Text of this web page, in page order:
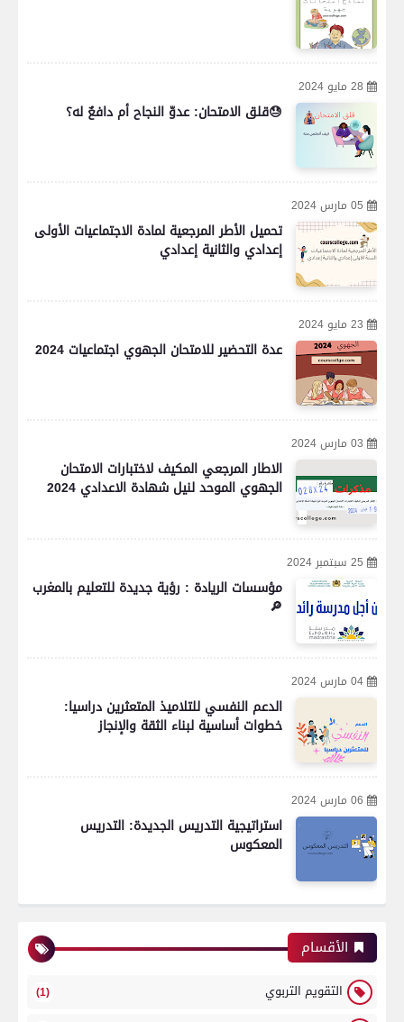
28 مايو 2024
😓قلق الامتحان: عدوّ النجاح أم دافعٌ له؟
05 مارس 2024
تحميل الأطر المرجعية لمادة الاجتماعيات الأولى
إعدادي والثانية إعدادي
23 مايو 2024
عدة التحضير للامتحان الجهوي اجتماعيات 2024
03 مارس 2024
الاطار المرجعي المكيف لاختبارات الامتحان
الجهوي الموحد لنيل شهادة الاعدادي 2024
25 سبتمبر 2024
مؤسسات الريادة : رؤية جديدة للتعليم بالمغرب
🔎
04 مارس 2024
الدعم النفسي للتلاميذ المتعثرين دراسيا:
خطوات أساسية لبناء الثقة والإنجاز
06 مارس 2024
استراتيجية التدريس الجديدة: التدريس
المعكوس
الأقسام
التقويم التربوي (1)